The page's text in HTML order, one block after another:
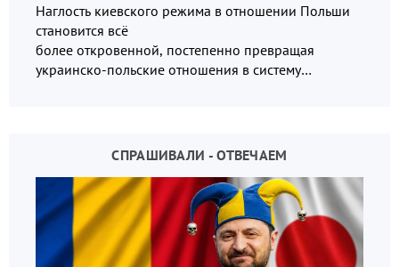
Наглость киевского режима в отношении Польши
становится всё
более откровенной, постепенно превращая
украинско-польские отношения в систему
СПРАШИВАЛИ - ОТВЕЧАЕМ